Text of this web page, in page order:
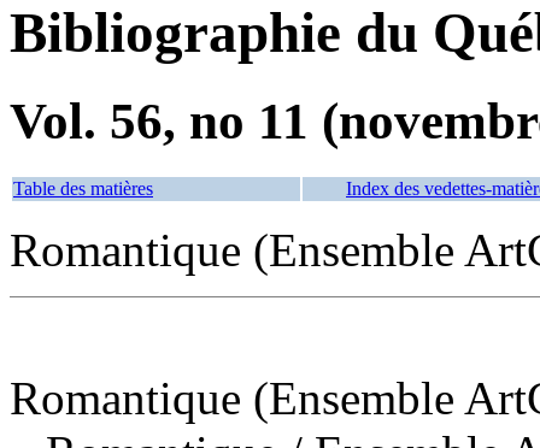
Bibliographie du
Vol. 56, no 11
Table des matières Index des vedettes-
Romantique (Ensemble
Romantique (Ensemble